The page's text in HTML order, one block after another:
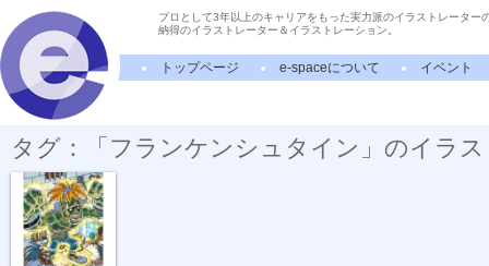
プロとして3年以上のキャリアをもった実力派のイラストレーター
納得のイラストレーター＆イラストレーション。
トップページ e-spaceについて イベント
タグ：「フランケンシュタイン」のイラ
フランケンシ...